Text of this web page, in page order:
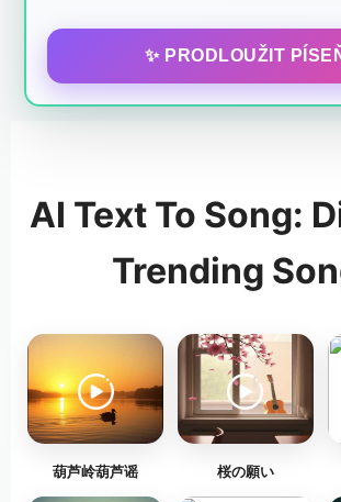
✨ PRODLOUŽIT
AI Text To Song:
Trending
葫芦岭葫芦谣 桜の願い